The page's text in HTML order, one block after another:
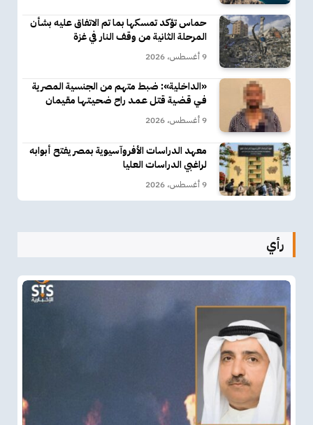
حماس تؤكد تمسكها بما تم الاتفاق عليه بشأن
المرحلة الثانية من وقف النار في غزة
9 أغسطس، 2026
«الداخلية»: ضبط متهم من الجنسية المصرية
فـي قـضـية قتـل عـمـد راح ضحـيـتـهـا مقـيمان
9 أغسطس، 2026
معهد الدراسات الأفروآسيوية بمصر يفتح أبوابه
لراغبي الدراسات العليا
9 أغسطس، 2026
رأي